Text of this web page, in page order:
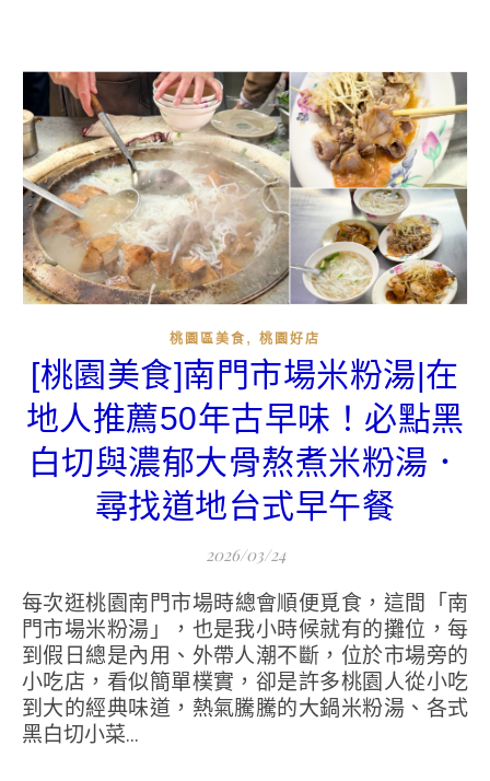
桃園區美食 , 桃園好店
[桃園美食]南門市場米粉湯|在
地人推薦50年古早味！必點黑
白切與濃郁大骨熬煮米粉湯．
尋找道地台式早午餐
2026/03/24
每次逛桃園南門市場時總會順便覓食，這間「南
門市場米粉湯」，也是我小時候就有的攤位，每
到假日總是內用、外帶人潮不斷，位於市場旁的
小吃店，看似簡單樸實，卻是許多桃園人從小吃
到大的經典味道，熱氣騰騰的大鍋米粉湯、各式
黑白切小菜...